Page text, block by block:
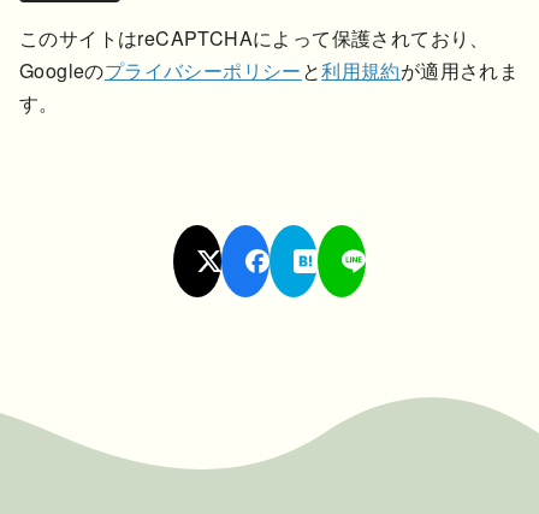
このサイトはreCAPTCHAによって保護されており、
Googleのプライバシーポリシーと利用規約が適用されま
す。